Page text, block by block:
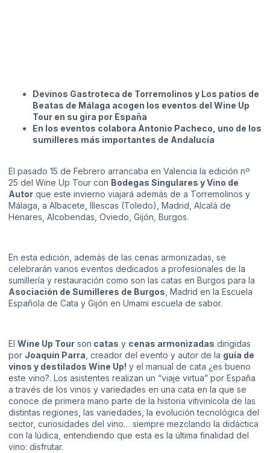
Devinos Gastroteca de Torremolinos y Los patios de
Beatas de Málaga acogen los eventos del Wine Up
Tour en su gira por España
En los eventos colabora Antonio Pacheco, uno de los
sumilleres más importantes de Andalucía
El pasado 15 de Febrero arrancaba en Valencia la edición nº
25 del Wine Up Tour con Bodegas Singulares y Vino de
Autor que este invierno viajará además de a Torremolinos y
Málaga, a Albacete, Illescas (Toledo), Madrid, Alcalá de
Henares, Alcobendas, Oviedo, Gijón, Burgos.
En esta edición, además de las cenas armonizadas, se
celebrarán varios eventos dedicados a profesionales de la
sumillería y restauración como son las catas en Burgos para la
Asociación de Sumilleres de Burgos , Madrid en la Escuela
Española de Cata y Gijón en Umami escuela de sabor.
El Wine Up Tour son catas y cenas armonizadas dirigidas
por Joaquín Parra , creador del evento y autor de la guía de
vinos y destilados Wine Up! y el manual de cata ¿es bueno
este vino?. Los asistentes realizan un “viaje virtua” por España
a través de los vinos y variedades en una cata en la que se
conoce de primera mano parte de la historia vitivinícola de las
distintas regiones, las variedades, la evolución tecnológica del
sector, curiosidades del vino… siempre mezclando la didáctica
con la lúdica, entendiendo que esta es la última finalidad del
vino: disfrutar.